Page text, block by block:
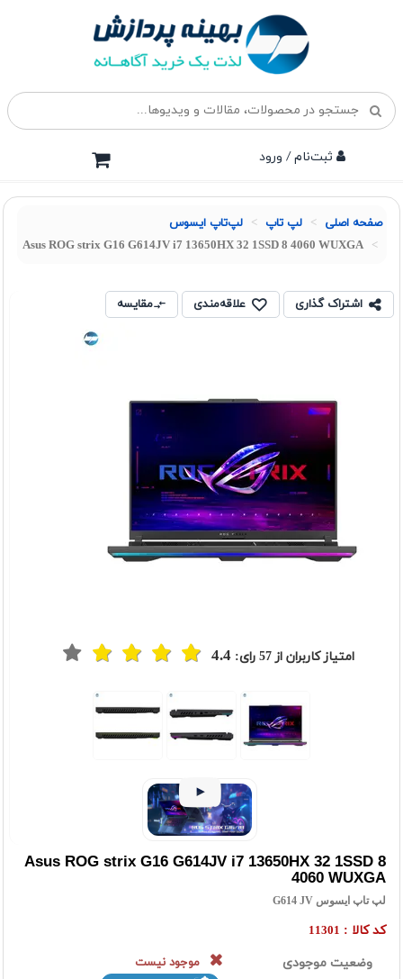
ثبت‌نام / ورود
صفحه اصلی لپ تاپ لپ‌تاپ ایسوس
Asus ROG strix G16 G614JV i7 13650HX 32 1SSD 8 4060 WUXGA
اشتراک گذاری علاقه‌مندی مقایسه
امتیاز کاربران از57 رای:4.4
Asus ROG strix G16 G614JV i7 13650HX 32 1SSD 8
4060 WUXGA
لپ تاپ ایسوس G614 JV
کد کالا : 11301
وضعیت موجودی
موجود نیست